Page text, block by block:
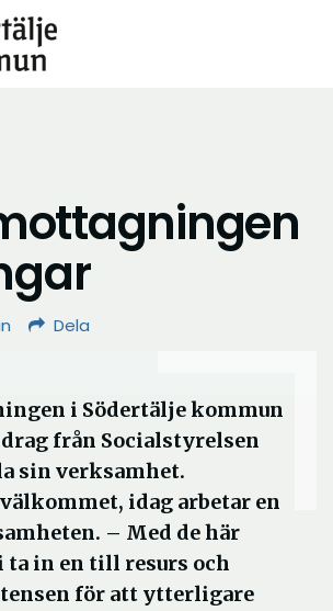
Dela
i Södertälje kommun
från Socialstyrelsen
sin verksamhet.
idag arbetar en
– Med de här
ta in en till resurs och
för att ytterligare